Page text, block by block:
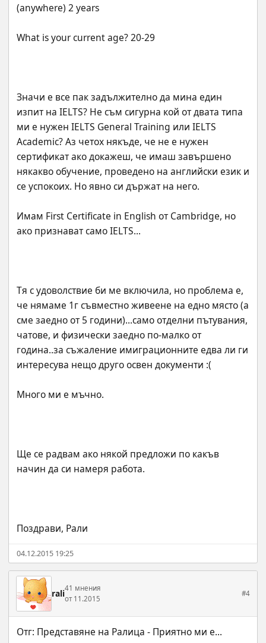
Значи е все пак задължително да мина един
изпит на IELTS? Не съм сигурна кой от двата типа
ми е нужен IELTS General Training или IELTS
Academic? Аз четох някъде, че не е нужен
сертификат ако докажеш, че имаш завършено
някакво обучение, проведено на английски език и
Имам First Certificate in English от Cambridge, но
Тя с удоволствие би ме включила, но проблема е,
че нямаме 1г съвместно живеене на едно място (а
сме заедно от 5 години)...само отделни пътувания,
чатове, и физически заедно по-малко от
година..за съжаление имиграционните едва ли ги
Ще се радвам ако някой предложи по какъв
Поздрави, Рали
04.12.2015 19:25
rali41 мнения
от 11.2015
#4